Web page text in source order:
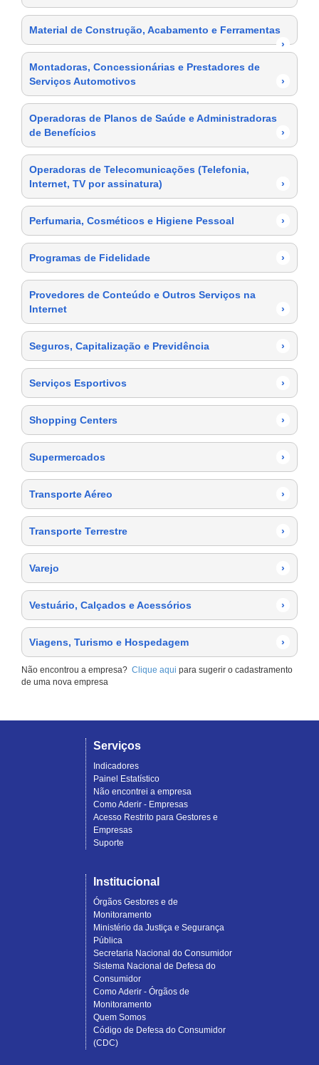
Material de Construção, Acabamento e Ferramentas
›
Montadoras, Concessionárias e Prestadores de
Serviços Automotivos
›
Operadoras de Planos de Saúde e Administradoras
de Benefícios
›
Operadoras de Telecomunicações (Telefonia,
Internet, TV por assinatura)
›
Perfumaria, Cosméticos e Higiene Pessoal ›
Programas de Fidelidade ›
Provedores de Conteúdo e Outros Serviços na
Internet
›
Seguros, Capitalização e Previdência ›
Serviços Esportivos ›
Shopping Centers ›
Supermercados ›
Transporte Aéreo ›
Transporte Terrestre ›
Varejo ›
Vestuário, Calçados e Acessórios ›
Viagens, Turismo e Hospedagem ›
Não encontrou a empresa? Clique aqui para sugerir o cadastramento
de uma nova empresa
Serviços
Indicadores
Painel Estatístico
Não encontrei a empresa
Como Aderir - Empresas
Acesso Restrito para Gestores e
Empresas
Suporte
Institucional
Órgãos Gestores e de
Monitoramento
Ministério da Justiça e Segurança
Pública
Secretaria Nacional do Consumidor
Sistema Nacional de Defesa do
Consumidor
Como Aderir - Órgãos de
Monitoramento
Quem Somos
Código de Defesa do Consumidor
(CDC)